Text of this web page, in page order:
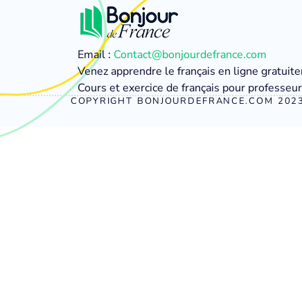
Email : Contact@bonjourdefrance.com
Venez apprendre le français en ligne
Cours et exercice de français pour
COPYRIGHT BONJOURDEFRANCE.COM